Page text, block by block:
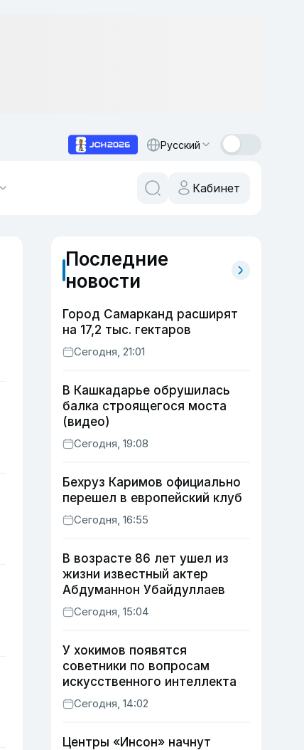
Русский
Кабинет
Последние
новости
Город Самарканд расширят
на 17,2 тыс. гектаров
Сегодня, 21:01
В Кашкадарье обрушилась
балка строящегося моста
(видео)
Сегодня, 19:08
Бехруз Каримов официально
перешел в европейский клуб
Сегодня, 16:55
В возрасте 86 лет ушел из
жизни известный актер
Абдуманнон Убайдуллаев
Сегодня, 15:04
У хокимов появятся
советники по вопросам
искусственного интеллекта
Сегодня, 14:02
Центры «Инсон» начнут